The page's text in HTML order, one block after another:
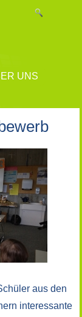
UNS
aus den
interessante